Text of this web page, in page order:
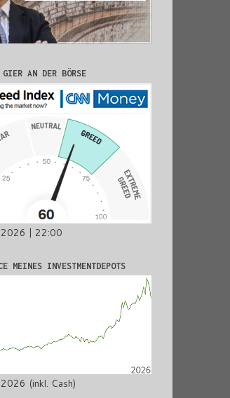
AN DER BÖRSE
| 22:00
MEINES INVESTMENTDEPOTS
(inkl. Cash)